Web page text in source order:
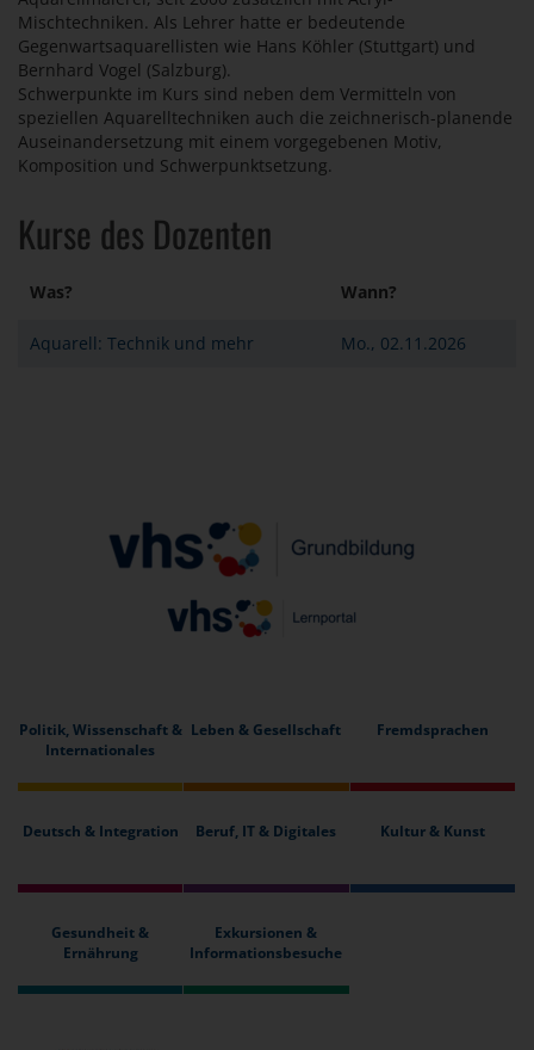
Mischtechniken. Als Lehrer hatte er bedeutende
Gegenwartsaquarellisten wie Hans Köhler (Stuttgart) und
Bernhard Vogel (Salzburg).
Schwerpunkte im Kurs sind neben dem Vermitteln von
speziellen Aquarelltechniken auch die zeichnerisch-planende
Auseinandersetzung mit einem vorgegebenen Motiv,
Komposition und Schwerpunktsetzung.
Kurse des Dozenten
Was? Wann?
Aquarell: Technik und mehr Mo., 02.11.2026
Politik, Wissenschaft &
Internationales
Leben & Gesellschaft Fremdsprachen
Deutsch & Integration Beruf, IT & Digitales Kultur & Kunst
Gesundheit &
Ernährung
Exkursionen &
Informationsbesuche